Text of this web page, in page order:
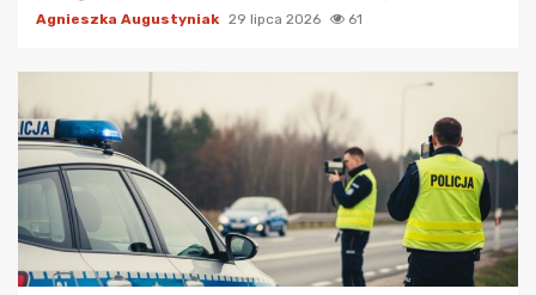
Agnieszka Augustyniak 29 lipca 2026 61